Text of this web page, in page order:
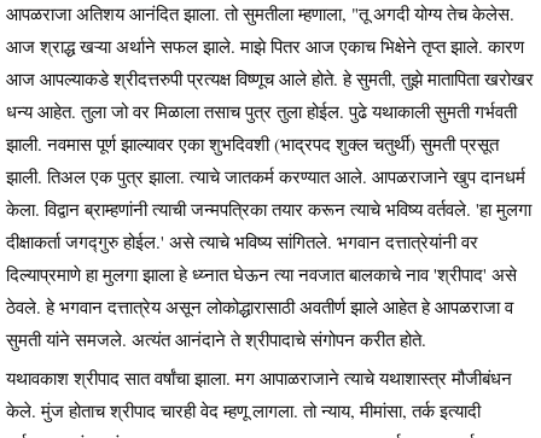
आपळराजा अतिशय आनंदित झाला. तो सुमतीला म्हणाला, "तू अगदी योग्य तेच केलेस.
आज श्राद्ध खऱ्या अर्थाने सफल झाले. माझे पितर आज एकाच भिक्षेने तृप्त झाले. कारण
आज आपल्याकडे श्रीदत्तरुपी प्रत्यक्ष विष्णूच आले होते. हे सुमती, तुझे मातापिता खरोखर
धन्य आहेत. तुला जो वर मिळाला तसाच पुत्र तुला होईल. पुढे यथाकाली सुमती गर्भवती
झाली. नवमास पूर्ण झाल्यावर एका शुभदिवशी (भाद्रपद शुक्ल चतुर्थी) सुमती प्रसूत
झाली. तिअल एक पुत्र झाला. त्याचे जातकर्म करण्यात आले. आपळराजाने खुप दानधर्म
केला. विद्वान ब्राम्हणांनी त्याची जन्मपत्रिका तयार करून त्याचे भविष्य वर्तवले. 'हा मुलगा
दीक्षाकर्ता जगद्गुरु होईल.' असे त्याचे भविष्य सांगितले. भगवान दत्तात्रेयांनी वर
दिल्याप्रमाणे हा मुलगा झाला हे ध्य्नात घेऊन त्या नवजात बालकाचे नाव 'श्रीपाद' असे
ठेवले. हे भगवान दत्तात्रेय असून लोकोद्धारासाठी अवतीर्ण झाले आहेत हे आपळराजा व
सुमती यांने समजले. अत्यंत आनंदाने ते श्रीपादाचे संगोपन करीत होते.
यथावकाश श्रीपाद सात वर्षांचा झाला. मग आपाळराजाने त्याचे यथाशास्त्र मौजीबंधन
केले. मुंज होताच श्रीपाद चारही वेद म्हणू लागला. तो न्याय, मीमांसा, तर्क इत्यादी